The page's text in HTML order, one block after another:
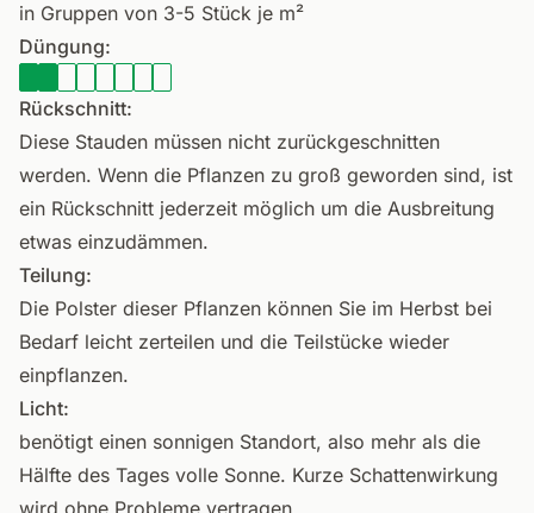
in Gruppen von 3-5 Stück je m²
Düngung:
Rückschnitt:
Diese Stauden müssen nicht zurückgeschnitten
werden. Wenn die Pflanzen zu groß geworden sind, ist
ein Rückschnitt jederzeit möglich um die Ausbreitung
etwas einzudämmen.
Teilung:
Die Polster dieser Pflanzen können Sie im Herbst bei
Bedarf leicht zerteilen und die Teilstücke wieder
einpflanzen.
Licht:
benötigt einen sonnigen Standort, also mehr als die
Hälfte des Tages volle Sonne. Kurze Schattenwirkung
wird ohne Probleme vertragen.